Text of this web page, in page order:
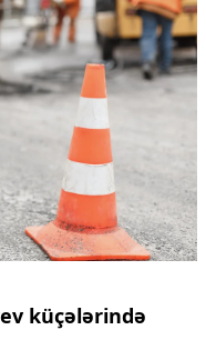
küçələrində